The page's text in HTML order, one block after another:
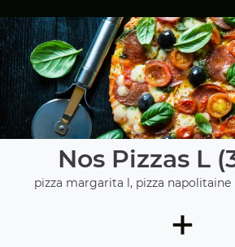
Nos Pizzas L
pizza margarita l, pizza napolitaine
+